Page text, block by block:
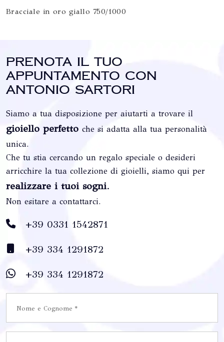
Bracciale in oro giallo 750/1000
Prenota il tuo
appuntamento con
Antonio Sartori
Siamo a tua disposizione per aiutarti a trovare il
gioiello perfetto che si adatta alla tua personalità
unica.
Che tu stia cercando un regalo speciale o desideri
arricchire la tua collezione di gioielli, siamo qui per
realizzare i tuoi sogni.
Non esitare a contattarci.
+39 0331 1542871
+39 334 1291872
+39 334 1291872